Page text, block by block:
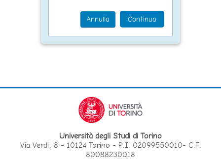
Annulla Continua
Università degli Studi di Torino
Via Verdi, 8 - 10124 Torino - P.I. 02099550010- C.F.
80088230018